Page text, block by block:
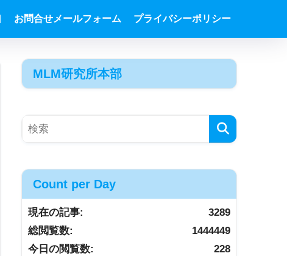
お問合せメールフォーム プライバシーポリシー
MLM研究所本部
Count per Day
3289
現在の記事:
1444449
総閲覧数:
228
今日の閲覧数: